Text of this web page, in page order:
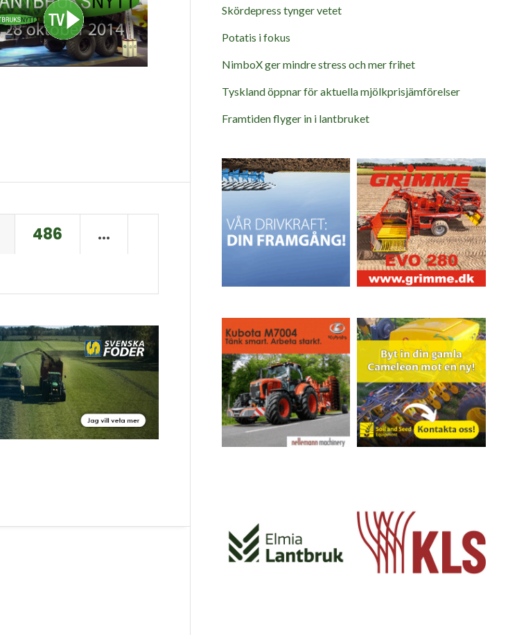
486
…
Skördepress tynger vetet
Potatis i fokus
NimboX ger mindre stress och mer frihet
Tyskland öppnar för aktuella mjölkprisjämförelser
Framtiden flyger in i lantbruket